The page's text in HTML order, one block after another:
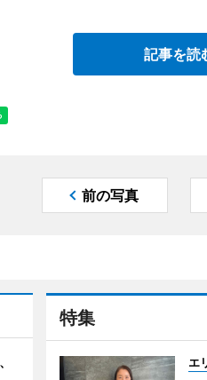
記事を読
前の写真
特集
エ